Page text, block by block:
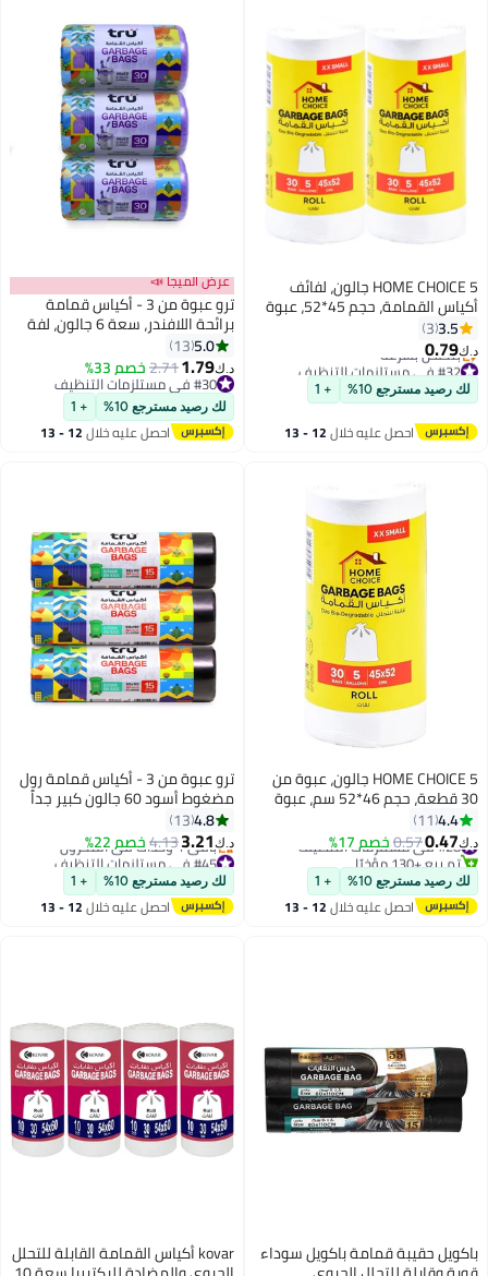
HOME CHOICE 5 جالون، لفائف
أكياس القمامة، حجم 45*52، عبوة
من 2، أكياس سلة المكتب، أكياس
سلة صغيرة جداً
3.5
3
د.ك‏0.79
#32 في مستلزمات التنظيف
أقل سعر في 30 يوم
بتخلّص بسرعة
#32 في مستلزمات التنظيف
لك رصيد مسترجع 10% + 1
احصل عليه خلال 12 - 13
عرض الميجا 📣
ترو عبوة من 3 - أكياس قمامة
برائحة اللافندر، سعة 6 جالون، لفة
الصغيرة) - 30 كيس x 3
5.0
13
د.ك‏1.79
2.71خصم 33%
#30 في مستلزمات التنظيف
#30 في مستلزمات التنظيف
لك رصيد مسترجع 10% + 1
احصل عليه خلال 12 - 13
HOME CHOICE 5 جالون، عبوة من
30 قطعة، حجم 46*52 سم، عبوة
من 30 كيس قمامة، أكياس قمامة
قابلة للتحلل، بطانات سلة المهملات
4.4
11
د.ك‏0.47
0.57خصم 17% #28 في مستلزمات التنظيف
تم بيع +130 مؤخرًا
#28 في مستلزمات التنظيف
لك رصيد مسترجع 10% + 1
احصل عليه خلال 12 - 13
ترو عبوة من 3 - أكياس قمامة رول
مضغوط أسود 60 جالون كبير جداً
- 15 كيس × 3
4.8
13
د.ك‏3.21
4.13خصم 22%
#45 في مستلزمات التنظيف
أقل سعر في 7 يوم
باقي 1 وحدات في المخزون
#45 في مستلزمات التنظيف
لك رصيد مسترجع 10% + 1
احصل عليه خلال 12 - 13
باكويل حقيبة قمامة باكويل سوداء kovar أكياس القمامة القابلة للتحلل